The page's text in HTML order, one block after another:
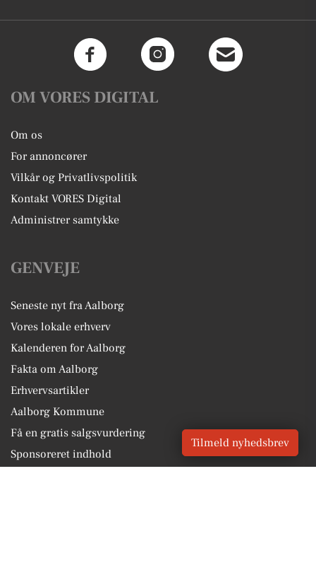
OM VORES DIGITAL
Om os
For annoncører
Vilkår og Privatlivspolitik
Kontakt VORES Digital
Administrer samtykke
GENVEJE
Seneste nyt fra Aalborg
Vores lokale erhverv
Kalenderen for Aalborg
Fakta om Aalborg
Erhvervsartikler
Aalborg Kommune
Få en gratis salgsvurdering
Sponsoreret indhold
Tilmeld nyhedsbrev